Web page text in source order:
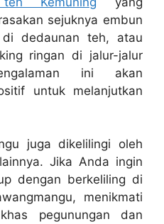
sejuknya embun
dedaunan teh, atau
ringan di jalur-jalur
ini akan
untuk melanjutkan
juga dikelilingi oleh
Jika Anda ingin
dengan berkeliling di
menikmati
pegunungan dan